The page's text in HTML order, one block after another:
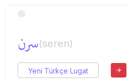
سرن(seren)
Yeni Türkçe Lugat